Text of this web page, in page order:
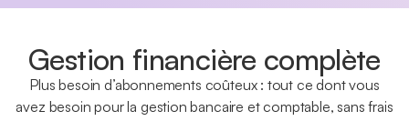
Gestion financière complète
Plus besoin d’abonnements coûteux : tout ce dont vous
avez besoin pour la gestion bancaire et comptable, sans frais